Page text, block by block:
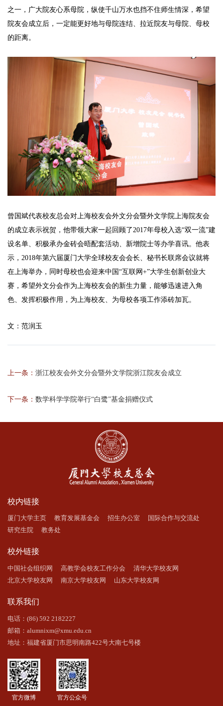
之一，广大院友心系母院，纵使千山万水也挡不住师生情深，希望
院友会成立后，一定能更好地与母院连结、拉近院友与母院、母校
的距离。
曾国斌代表校友总会对上海校友会外文分会暨外文学院上海院友会
的成立表示祝贺，他带领大家一起回顾了2017年母校入选“双一流”建
设名单、积极承办金砖会晤配套活动、新增院士等办学喜讯。他表
示，2018年第六届厦门大学全球校友会会长、秘书长联席会议就将
在上海举办，同时母校也会迎来中国“互联网+”大学生创新创业大
赛，希望外文分会作为上海校友会的新生力量，能够迅速进入角
色、发挥积极作用，为上海校友、为母校各项工作添砖加瓦。
文：范润玉
上一条： 浙江校友会外文分会暨外文学院浙江院友会成立
下一条： 数学科学学院举行“白鹭”基金捐赠仪式
校内链接
厦门大学主页 教育发展基金会 招生办公室
国际合作与交流处
研究生院
教务处
校外链接
中国社会组织网 高教学会校友工作分会
清华大学校友网
北京大学校友网
南京大学校友网 山东大学校友网
联系我们
电话：(86) 592 2182227
邮箱：alumnixm@xmu.edu.cn
地址：福建省厦门市思明南路422号大南七号楼
官方微博 官方公众号